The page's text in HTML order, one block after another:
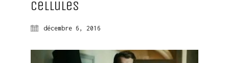
cellules
décembre 6, 2016